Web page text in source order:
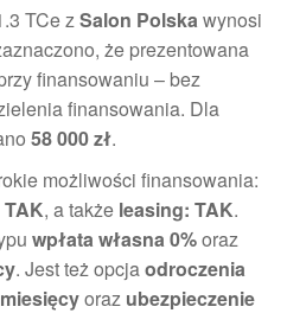
TCe zSalon Polskawynosi
że prezentowana
finansowaniu – bez
finansowania. Dla
58 000 zł.
możliwości finansowania:
, a także leasing: TAK.
wpłata własna 0%oraz
. Jest też opcjaodroczenia
oraz ubezpieczenie